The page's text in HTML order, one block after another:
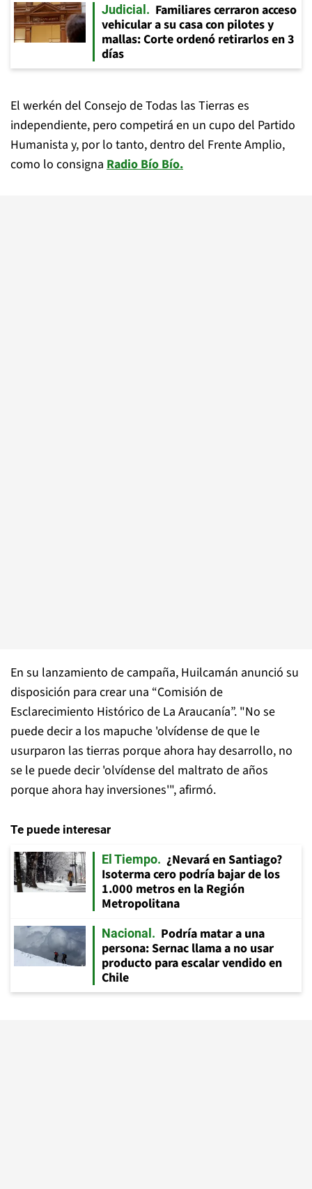
Judicial
Familiares cerraron acceso
vehicular a su casa con pilotes y
mallas: Corte ordenó retirarlos en 3
días
El werkén del Consejo de Todas las Tierras es
independiente, pero competirá en un cupo del Partido
Humanista y, por lo tanto, dentro del Frente Amplio,
como lo consigna Radio Bío Bío.
En su lanzamiento de campaña, Huilcamán anunció su
disposición para crear una “Comisión de
Esclarecimiento Histórico de La Araucanía”. "No se
puede decir a los mapuche 'olvídense de que le
usurparon las tierras porque ahora hay desarrollo, no
se le puede decir 'olvídense del maltrato de años
porque ahora hay inversiones'", afirmó.
Te puede interesar
El Tiempo
¿Nevará en Santiago?
Isoterma cero podría bajar de los
1.000 metros en la Región
Metropolitana
Nacional
Podría matar a una
persona: Sernac llama a no usar
producto para escalar vendido en
Chile